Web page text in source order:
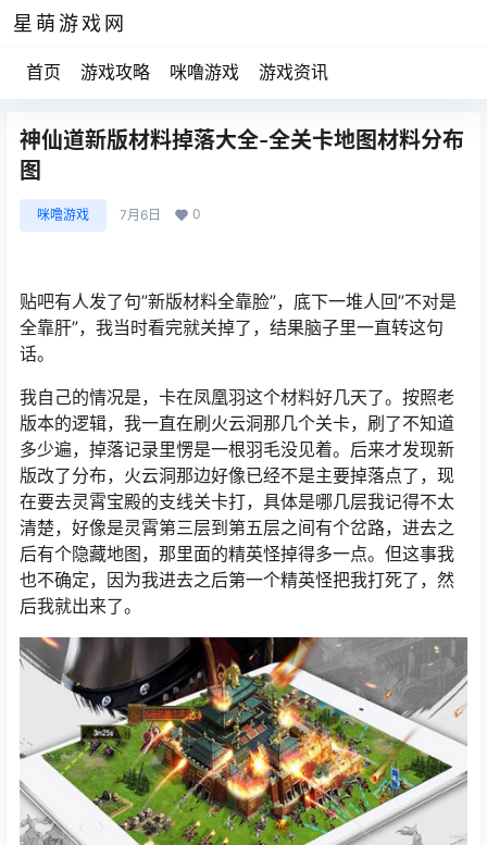
星萌游戏网
首页 游戏攻略 咪噜游戏 游戏资讯
神仙道新版材料掉落大全-全关卡地图材料分布
图
咪噜游戏 7月6日 0
贴吧有人发了句”新版材料全靠脸”，底下一堆人回”不对是
全靠肝”，我当时看完就关掉了，结果脑子里一直转这句
话。
我自己的情况是，卡在凤凰羽这个材料好几天了。按照老
版本的逻辑，我一直在刷火云洞那几个关卡，刷了不知道
多少遍，掉落记录里愣是一根羽毛没见着。后来才发现新
版改了分布，火云洞那边好像已经不是主要掉落点了，现
在要去灵霄宝殿的支线关卡打，具体是哪几层我记得不太
清楚，好像是灵霄第三层到第五层之间有个岔路，进去之
后有个隐藏地图，那里面的精英怪掉得多一点。但这事我
也不确定，因为我进去之后第一个精英怪把我打死了，然
后我就出来了。